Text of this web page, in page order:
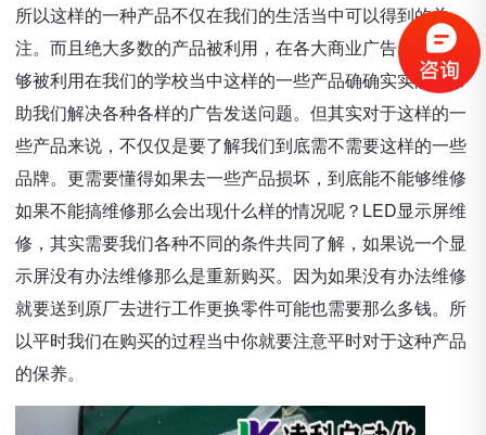
所以这样的一种产品不仅在我们的生活当中可以得到的关
注。而且绝大多数的产品被利用，在各大商业广告当中也能
够被利用在我们的学校当中这样的一些产品确确实实能够帮
助我们解决各种各样的广告发送问题。但其实对于这样的一
些产品来说，不仅仅是要了解我们到底需不需要这样的一些
品牌。更需要懂得如果去一些产品损坏，到底能不能够维修
如果不能搞维修那么会出现什么样的情况呢？LED显示屏维
修，其实需要我们各种不同的条件共同了解，如果说一个显
示屏没有办法维修那么是重新购买。因为如果没有办法维修
就要送到原厂去进行工作更换零件可能也需要那么多钱。所
以平时我们在购买的过程当中你就要注意平时对于这种产品
的保养。